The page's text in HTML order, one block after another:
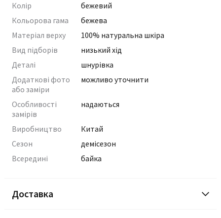
Колір
бежевий
Кольорова гама
бежева
Матеріал верху
100% натуральна шкіра
Вид підборів
низький хід
Деталі
шнурівка
Додаткові фото
або заміри
можливо уточнити
Особливості
замірів
надаються
Виробництво
Китай
Сезон
демісезон
Всередині
байка
Доставка